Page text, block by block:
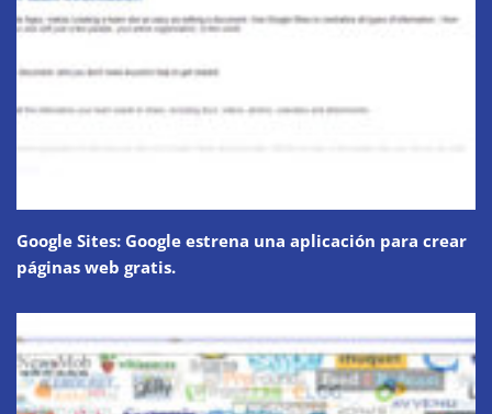
Google Sites: Google estrena una aplicación para crear
páginas web gratis.